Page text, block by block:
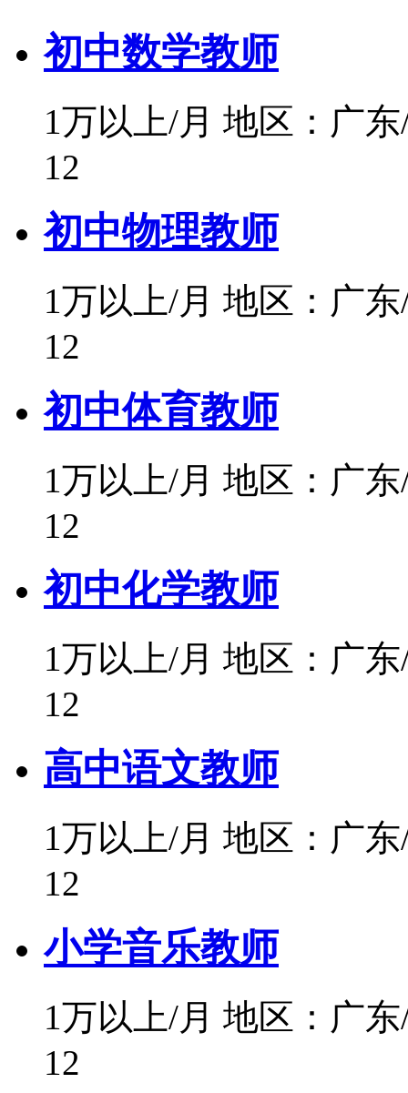
初中数学教师
1万以上/月 地区：广
12
初中物理教师
1万以上/月 地区：广
12
初中体育教师
1万以上/月 地区：广
12
初中化学教师
1万以上/月 地区：广
12
高中语文教师
1万以上/月 地区：广
12
小学音乐教师
1万以上/月 地区：广
12